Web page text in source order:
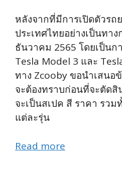
หลังจากที่มีการเปิดตัวรถ
ประเทศไทยอย่างเป็นทา
ธันวาคม 2565 โดยเป็นก
Tesla Model 3 และ
ทาง Zcooby ขอนำเสน
จะต้องทราบก่อนที่จะตัดสิ
จะเป็นสเปค สี ราคา รว
แต่ละรุ่น
Read more